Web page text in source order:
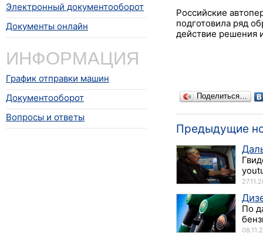
Электронный документооборот
Документы онлайн
ИНФОРМАЦИЯ
График отправки машин
Документооборот
Вопросы и ответы
Российские
подготовила ряд
действие решения
Поделиться…
Предыдущие
По